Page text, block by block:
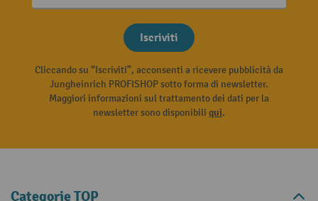
Iscriviti
Cliccando su “Iscriviti”, acconsenti a ricevere pubblicità da
Jungheinrich PROFISHOP sotto forma di newsletter.
Maggiori informazioni sul trattamento dei dati per la
newsletter sono disponibili qui.
Categorie TOP